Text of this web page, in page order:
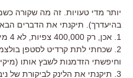
יותר מדי טעויות. זה מה שקורה
בהיעדרך). תיקנתי את הדברים
1. אכן, רק 400,000 צפיות, לא 4 מיליון. חוסר תשומת לב.
2. שכחתי לתת קרדיט לסטפן
וחיפשתי הזדמנות לשבץ אותו (מיקי
3. תיקנתי את הלינק לביקורת של ניב שטנדל בפוסט הקודם.